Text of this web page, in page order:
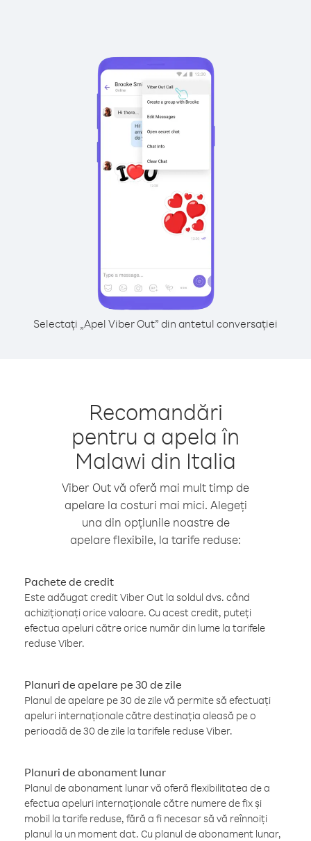
Selectați „Apel Viber Out” din antetul conversației
Recomandări
pentru a apela în
Malawi din Italia
Viber Out vă oferă mai mult timp de
apelare la costuri mai mici. Alegeți
una din opțiunile noastre de
apelare flexibile, la tarife reduse:
Pachete de credit
Este adăugat credit Viber Out la soldul dvs. când
achiziționați orice valoare. Cu acest credit, puteți
efectua apeluri către orice număr din lume la tarifele
reduse Viber.
Planuri de apelare pe 30 de zile
Planul de apelare pe 30 de zile vă permite să efectuați
apeluri internaționale către destinația aleasă pe o
perioadă de 30 de zile la tarifele reduse Viber.
Planuri de abonament lunar
Planul de abonament lunar vă oferă flexibilitatea de a
efectua apeluri internaționale către numere de fix și
mobil la tarife reduse, fără a fi necesar să vă reînnoiți
planul la un moment dat. Cu planul de abonament lunar,